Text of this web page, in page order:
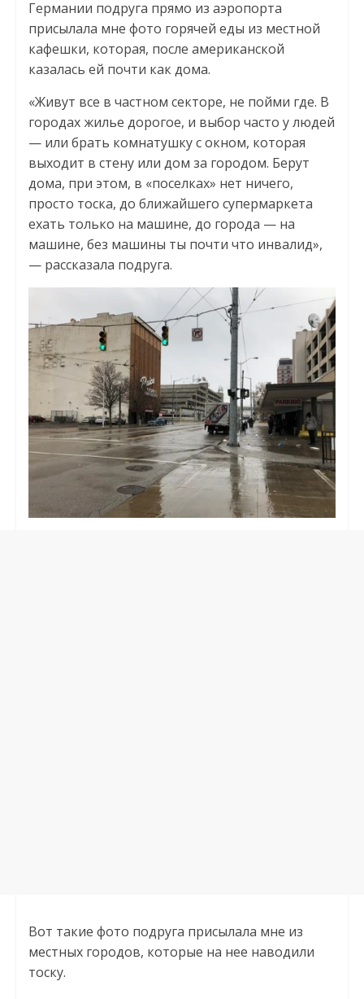
Германии подруга прямо из аэропорта
присылала мне фото горячей еды из местной
кафешки, которая, после американской
казалась ей почти как дома.
«Живут все в частном секторе, не пойми где. В
городах жилье дорогое, и выбор часто у людей
— или брать комнатушку с окном, которая
выходит в стену или дом за городом. Берут
дома, при этом, в «поселках» нет ничего,
просто тоска, до ближайшего супермаркета
ехать только на машине, до города — на
машине, без машины ты почти что инвалид»,
— рассказала подруга.
Вот такие фото подруга присылала мне из
местных городов, которые на нее наводили
тоску.